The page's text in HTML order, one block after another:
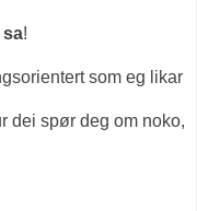
sa!
som eg likar
dei spør deg om noko,